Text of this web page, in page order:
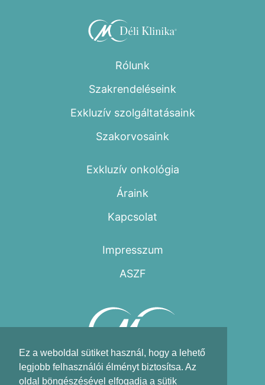
Ez a weboldal sütiket használ, hogy a lehető
legjobb felhasználói élményt biztosítsa. Az
oldal böngészésével elfogadja a sütik
Rólunk
Szakrendeléseink
Exkluzív szolgáltatásaink
Szakorvosaink
Exkluzív onkológia
Áraink
Kapcsolat
Impresszum
ASZF